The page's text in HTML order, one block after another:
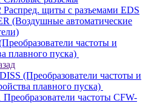
Распред. щиты с разъемами EDS
(Воздушные автоматические
частоты и
плавного пуска)
(Преобразователи частоты и
плавного пуска)
Преобразователи частоты CFW-